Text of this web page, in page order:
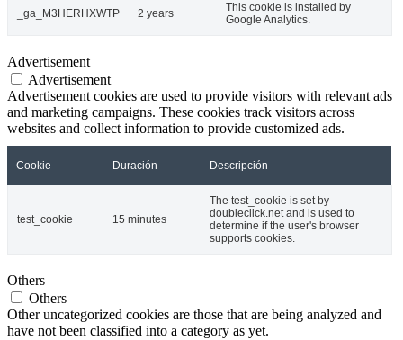
_ga_M3HERHXWTP 2 years
This cookie is installed by
Google Analytics.
Advertisement
Advertisement
Advertisement cookies are used to provide visitors with relevant ads
and marketing campaigns. These cookies track visitors across
websites and collect information to provide customized ads.
Cookie Duración Descripción
test_cookie 15 minutes
The test_cookie is set by
doubleclick.net and is used to
determine if the user's browser
supports cookies.
Others
Others
Other uncategorized cookies are those that are being analyzed and
have not been classified into a category as yet.